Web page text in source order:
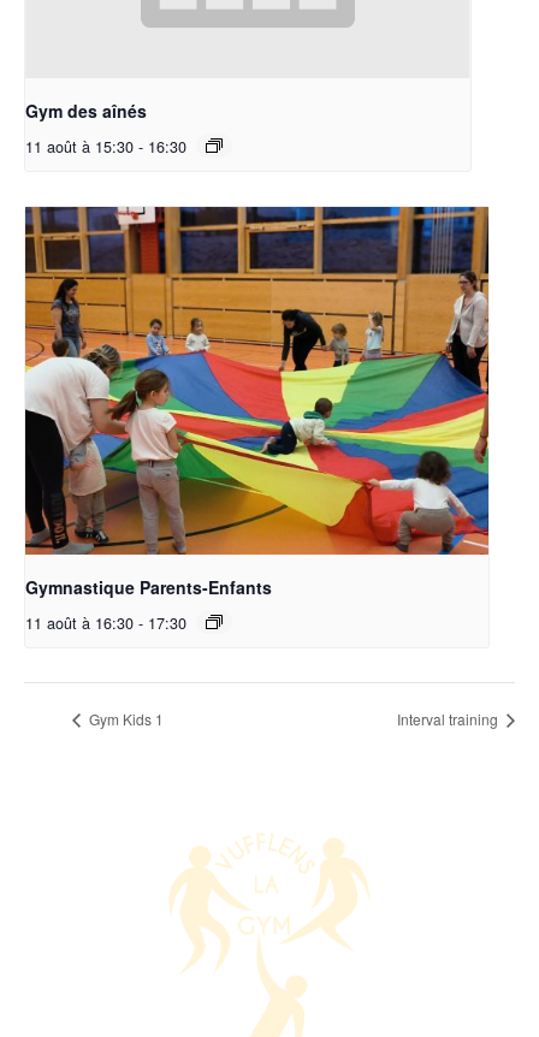
Gym des aînés
11 août à 15:30 - 16:30
Gymnastique Parents-Enfants
11 août à 16:30 - 17:30
Gym Kids 1 Interval training